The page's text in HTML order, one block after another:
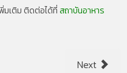
มเติม ติดต่อได้ที่สถาบันอาหาร
Next